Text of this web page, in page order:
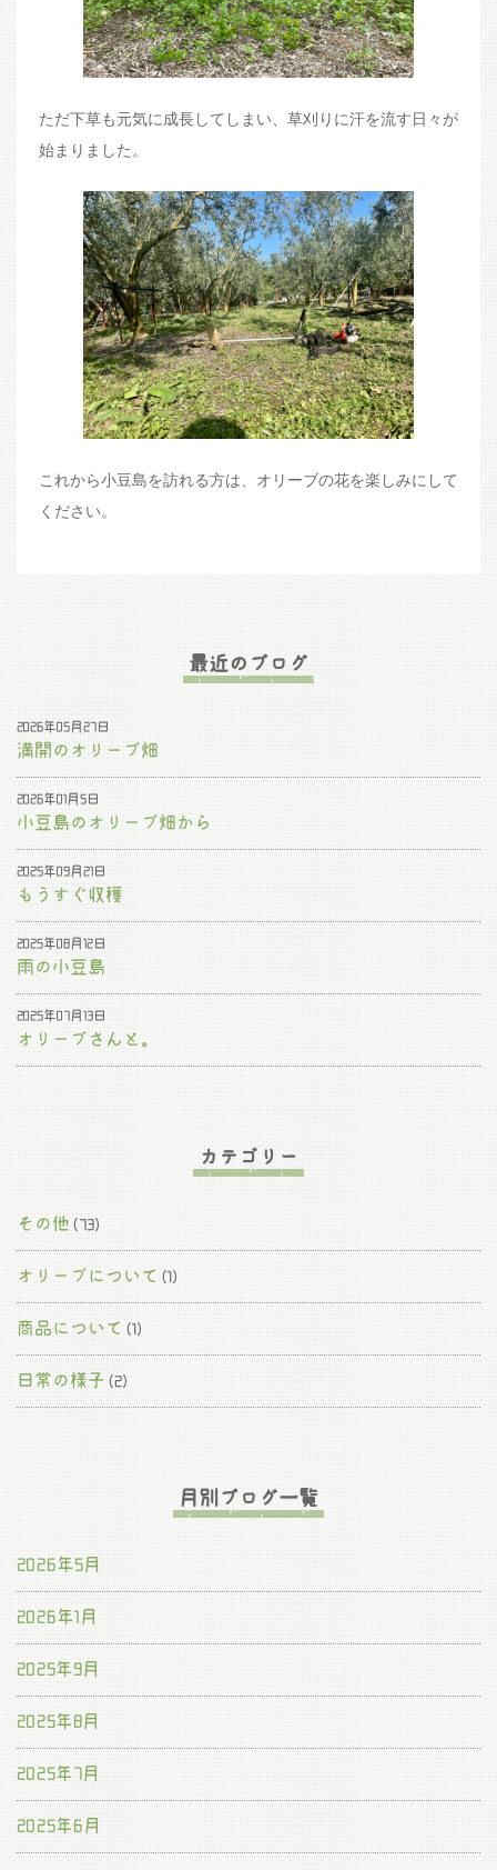
ただ下草も元気に成長してしまい、草刈りに汗を流す日々が
始まりました。
これから小豆島を訪れる方は、オリーブの花を楽しみにして
ください。
最近のブログ
2026年05月27日
満開のオリーブ畑
2026年01月5日
小豆島のオリーブ畑から
2025年09月21日
もうすぐ収穫
2025年08月12日
雨の小豆島
2025年07月13日
オリーブさんと。
カテゴリー
その他 (73)
オリーブについて (1)
商品について (1)
日常の様子 (2)
月別ブログ一覧
2026年5月
2026年1月
2025年9月
2025年8月
2025年7月
2025年6月